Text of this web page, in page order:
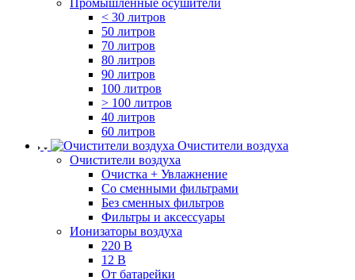
Промышленные осушители
< 30 литров
50 литров
70 литров
80 литров
90 литров
100 литров
> 100 литров
40 литров
60 литров
Очистители воздуха
Очистители воздуха
Очистка + Увлажнение
Cо сменными фильтрами
Без сменных фильтров
Фильтры и аксессуары
Ионизаторы воздуха
220 В
12 В
От батарейки